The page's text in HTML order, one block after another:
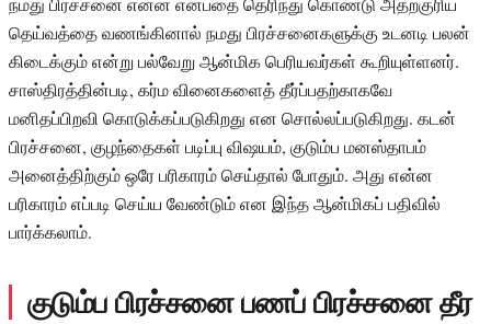
தெய்வத்தை வணங்கினால் நமது பிரச்சனைகளுக்கு உடனடி பலன்
கிடைக்கும் என்று பல்வேறு ஆன்மிக பெரியவர்கள் கூறியுள்ளனர்.
சாஸ்திரத்தின்படி, கர்ம வினைகளைத் தீர்ப்பதற்காகவே
மனிதப்பிறவி கொடுக்கப்படுகிறது என சொல்லப்படுகிறது. கடன்
பிரச்சனை, குழந்தைகள் படிப்பு விஷயம், குடும்ப மனஸ்தாபம்
அனைத்திற்கும் ஒரே பரிகாரம் செய்தால் போதும். அது என்ன
பரிகாரம் எப்படி செய்ய வேண்டும் என இந்த ஆன்மிகப் பதிவில்
பார்க்கலாம்.
குடும்ப பிரச்சனை பணப் பிரச்சனை தீர